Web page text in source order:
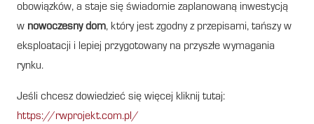
obowiązków, a staje się świadomie zaplanowaną inwestycją
w nowoczesny dom, który jest zgodny z przepisami, tańszy w
eksploatacji i lepiej przygotowany na przyszłe wymagania
rynku.
Jeśli chcesz dowiedzieć się więcej kliknij tutaj:
https://rwprojekt.com.pl/